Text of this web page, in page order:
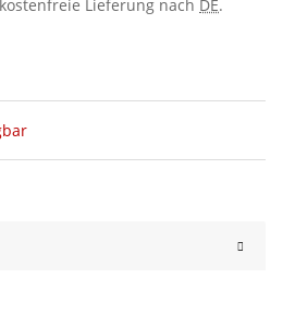
Lieferung nach DE.